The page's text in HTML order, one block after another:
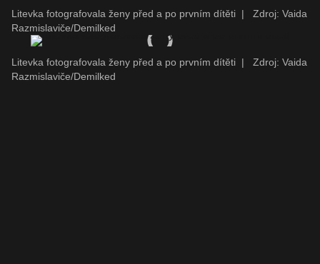
Litevka fotografovala ženy před a po prvním dítěti |
Zdroj: Vaida
Razmislaviče/Demilked
Litevka fotografovala ženy před a po prvním dítěti |
Zdroj: Vaida
Razmislaviče/Demilked